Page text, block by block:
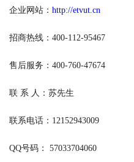
企业网站： http://etvut.cn
招商热线：400-112-95467
售后服务：400-760-47674
联 系 人：苏先生
联系电话：12152943009
QQ号码： 57033704060